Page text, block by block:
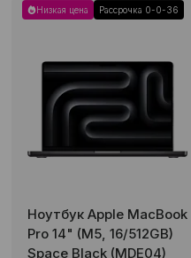
Низкая цена Рассрочка 0-0-36
Ноутбук Apple MacBook
Pro 14" (M5, 16/512GB)
Space Black (MDE04)